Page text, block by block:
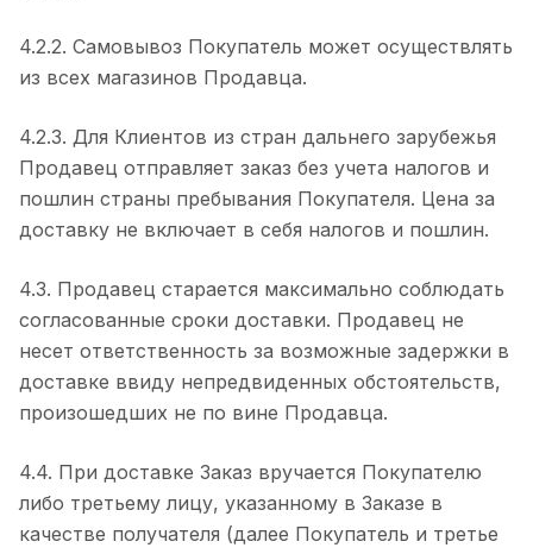
4.2.2. Самовывоз Покупатель может осуществлять
из всех магазинов Продавца.
4.2.3. Для Клиентов из стран дальнего зарубежья
Продавец отправляет заказ без учета налогов и
пошлин страны пребывания Покупателя. Цена за
доставку не включает в себя налогов и пошлин.
4.3. Продавец старается максимально соблюдать
согласованные сроки доставки. Продавец не
несет ответственность за возможные задержки в
доставке ввиду непредвиденных обстоятельств,
произошедших не по вине Продавца.
4.4. При доставке Заказ вручается Покупателю
либо третьему лицу, указанному в Заказе в
качестве получателя (далее Покупатель и третье